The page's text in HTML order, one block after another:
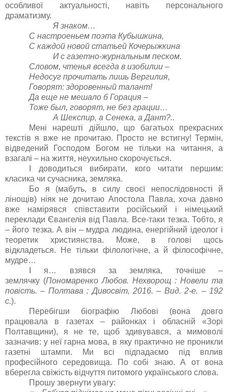
особливої актуальності, навіть персонального
драматизму.
Я знаком…
С настроеньем поэта Кубышкина,
С каждой новой статьей Кочерыжкина
И с газетно-журнальным песком.
Словом, чтенья всегда в изобилии –
Недосуг прочитать лишь Вергилия,
Говорят: здоровенный талант!
Да еще не мешало б Горация –
Тоже был, говорят, не без грации…
А Шекспир, а Сенека, а Дант?..
Мені нарешті дійшло, що багатьох прекрасних
текстів я вже не прочитаю. Просто не встигну! Термін,
відведений Господом Богом не тільки на читання, а
взагалі – на життя, неухильно скорочується.
І доводиться вибирати, кого читати першим:
класика чи сучасника, земляка.
Бо я (мабуть, в силу своєї непослідовності й
лінощів) ніяк не дочитаю Апостола Павла, хоча давно
вже намірявся співставити російський і німецький
переклади Євангелія від Павла. Все-таки тезка. Тобто, я
– його тезка. А він – мудра людина, енергійний ідеолог і
теоретик християнства. Може, в голові щось
відкладеться. Не тільки філологічне, а й філософічне,
мудре…
І я… взявся за земляка, точніше –
землячку (Пономаренко Любов. Нехворощ : Новели та
повість. – Полтава : Дивосвіт, 2016. – Вид. 2-е. – 192
с.).
Перебігши біографію Любові (вона довго
працювала в газетах – районках і обласній «Зорі
Полтавщини), я не те, щоб здивувався, а мимоволі
зазначив: у неї гарна мова, в яку практично не проникли
газетні штампи. Ми всі підпадаємо під вплив
професійного середовища. По собі знаю. А от вона
вберегла свіжість відчуття питомого українського слова.
Прошу звернути увагу: